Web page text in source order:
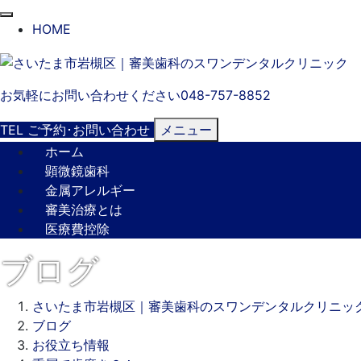
る
HOME
お気軽にお問い合わせください048-757-8852
TEL ご予約･ お問い合わせ
メニュー
ホーム
顕微鏡歯科
金属アレルギー
審美治療とは
医療費控除
ブログ
さいたま市岩槻区｜審美歯科のスワンデンタルクリニッ
ブログ
お役立ち情報